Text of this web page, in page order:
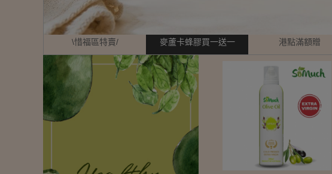
\惜福區特賣/ 麥蘆卡蜂膠買一送一 港點滿額贈